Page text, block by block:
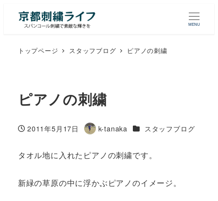
MENU
トップページ スタッフブログ ピアノの刺繍
ピアノの刺繍
投稿日
2011年5月17日
著
k-tanaka カテゴリー
スタッフブログ
タオル地に入れたピアノの刺繍です。
新緑の草原の中に浮かぶピアノのイメージ。